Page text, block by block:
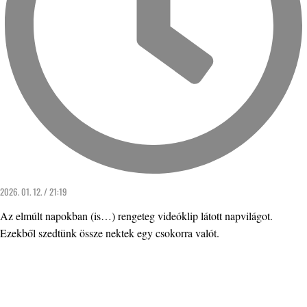
2026. 01. 12. / 21:19
Az elmúlt napokban (is…) rengeteg videóklip látott napvilágot.
Ezekből szedtünk össze nektek egy csokorra valót.